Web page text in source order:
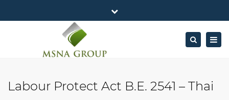
Business Center, 6/F, Rama 9 Road, Bangkok.
Mon - Fri: 7AM – 4PM
+662-643-2403
info@MSNAgroup.com
Close
Search
Labour Protect Act B.E. 2541 – Thai